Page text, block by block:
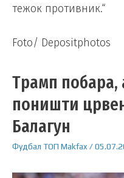
тежок противник.“
Foto/ Depositphotos
Трамп
поништи
Балагун
Фудбал ТОП Makfax /